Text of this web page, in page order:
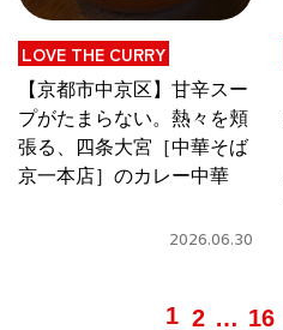
LOVE THE CURRY
【京都市中京区】甘辛スー
プがたまらない。熱々を頬
張る、四条大宮［中華そば
京一本店］のカレー中華
2026.06.30
1 2 … 16